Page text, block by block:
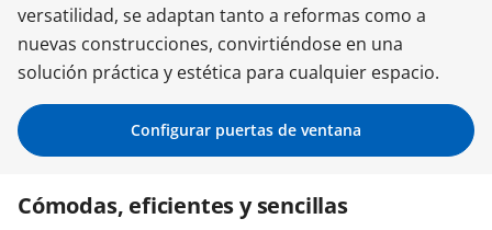
Iniciar sesión
Contacta con nosotros
versatilidad, se adaptan tanto a reformas como a
nuevas construcciones, convirtiéndose en una
solución práctica y estética para cualquier espacio.
Configurar puertas de ventana
Cómodas, eficientes y sencillas